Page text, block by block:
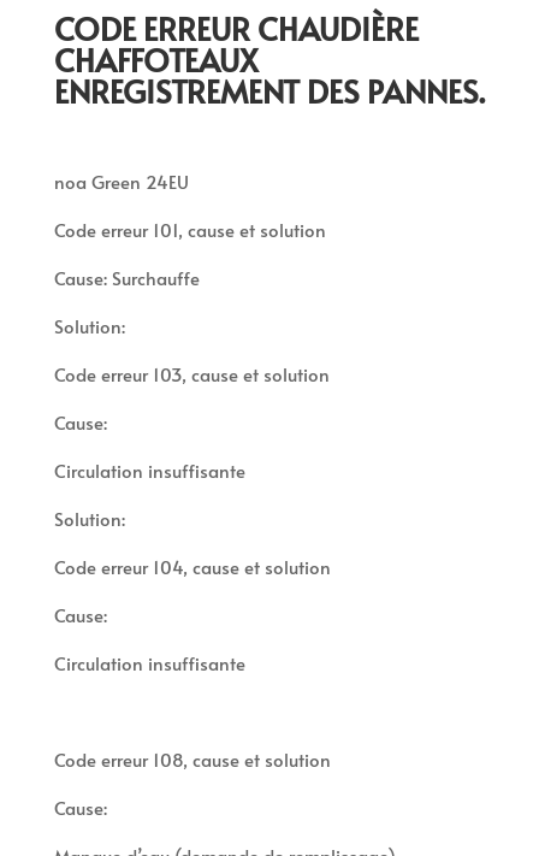
CODE ERREUR CHAUDIÈRE
CHAFFOTEAUX
ENREGISTREMENT DES PANNES.
noa Green 24EU
Code erreur 101, cause et solution
Cause: Surchauffe
Solution:
Code erreur 103, cause et solution
Cause:
Circulation insuffisante
Solution:
Code erreur 104, cause et solution
Cause:
Circulation insuffisante
Code erreur 108, cause et solution
Cause: